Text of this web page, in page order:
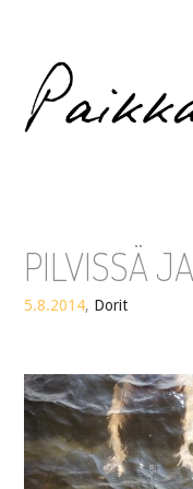
Paikka
PILVISSÄ
5.8.2014, Dorit